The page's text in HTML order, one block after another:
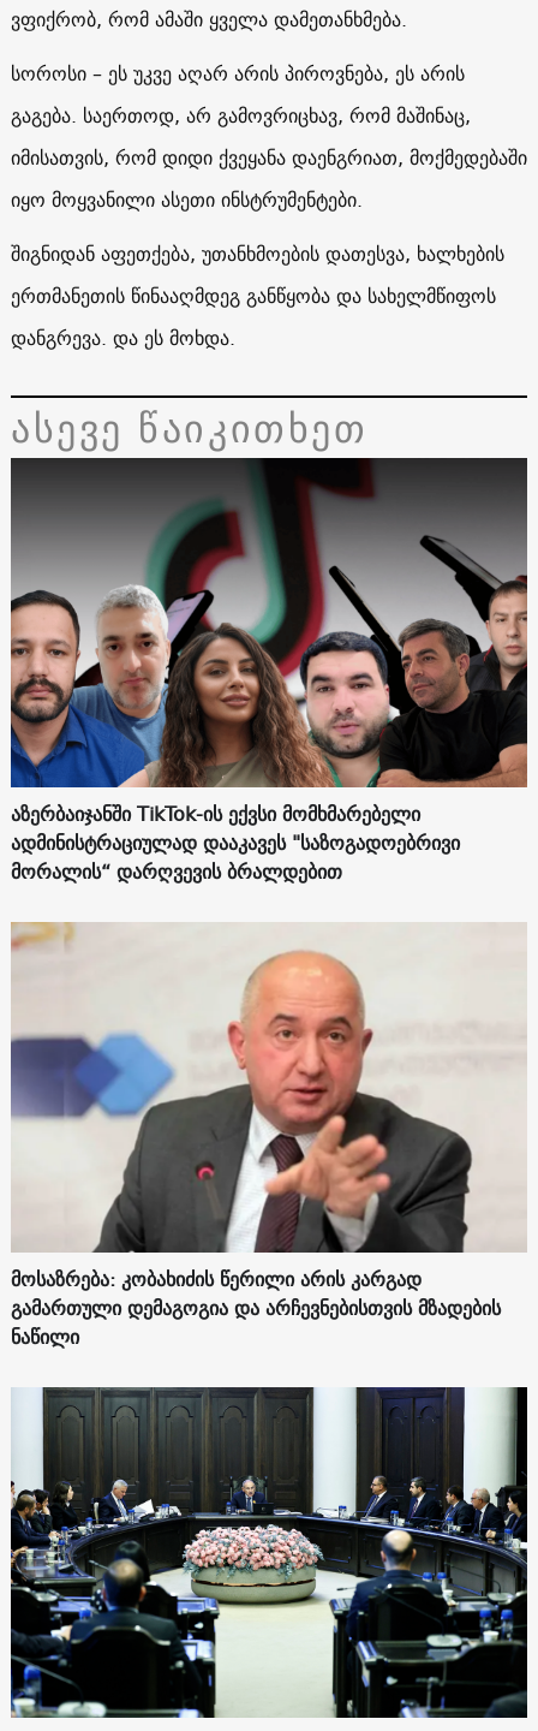
ვფიქრობ, რომ ამაში ყველა დამეთანხმება.
სოროსი – ეს უკვე აღარ არის პიროვნება, ეს არის
გაგება. საერთოდ, არ გამოვრიცხავ, რომ მაშინაც,
იმისათვის, რომ დიდი ქვეყანა დაენგრიათ, მოქმედებაში
იყო მოყვანილი ასეთი ინსტრუმენტები.
შიგნიდან აფეთქება, უთანხმოების დათესვა, ხალხების
ერთმანეთის წინააღმდეგ განწყობა და სახელმწიფოს
დანგრევა. და ეს მოხდა.
ასევე წაიკითხეთ
აზერბაიჯანში TikTok-ის ექვსი მომხმარებელი
ადმინისტრაციულად დააკავეს "საზოგადოებრივი
მორალის“ დარღვევის ბრალდებით
მოსაზრება: კობახიძის წერილი არის კარგად
გამართული დემაგოგია და არჩევნებისთვის მზადების
ნაწილი